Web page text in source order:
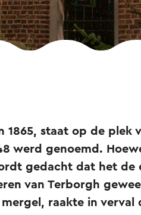
1865, staat op de plek
werd genoemd.
gedacht dat het de
van Terborgh
raakte in